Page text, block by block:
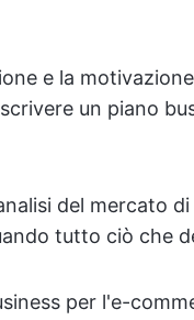
e la
un piano
del mercato
tutto ciò che
per l'e-